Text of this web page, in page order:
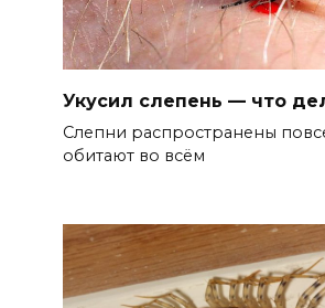
Укусил слепень — что
Слепни распространены
обитают во всём